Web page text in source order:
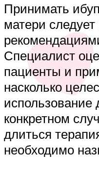
Принимать
матери следует
Специалист
пациенты и
насколько
использование
конкретном
длиться
необходимо